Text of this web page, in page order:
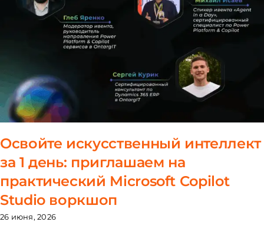
Освойте искусственный интеллект
за 1 день: приглашаем на
практический Microsoft Copilot
Studio воркшоп
26 июня, 2026